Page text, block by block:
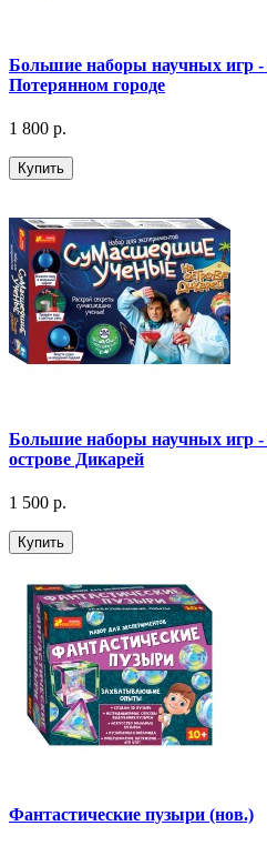
Большие наборы научных игр
Потерянном городе
1 800 р.
Купить
Большие наборы научных игр
острове Дикарей
1 500 р.
Купить
Фантастические пузыри (нов.)